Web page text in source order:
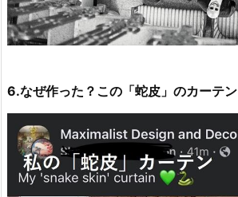
6.なぜ作った？この「蛇皮」のカーテン